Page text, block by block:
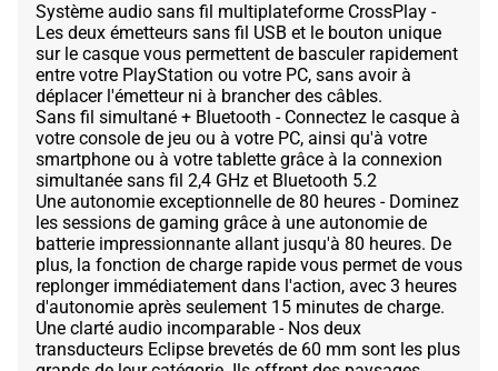
Système audio sans fil multiplateforme CrossPlay -
Les deux émetteurs sans fil USB et le bouton unique
sur le casque vous permettent de basculer rapidement
entre votre PlayStation ou votre PC, sans avoir à
déplacer l'émetteur ni à brancher des câbles.
Sans fil simultané + Bluetooth - Connectez le casque à
votre console de jeu ou à votre PC, ainsi qu'à votre
smartphone ou à votre tablette grâce à la connexion
simultanée sans fil 2,4 GHz et Bluetooth 5.2
Une autonomie exceptionnelle de 80 heures - Dominez
les sessions de gaming grâce à une autonomie de
batterie impressionnante allant jusqu'à 80 heures. De
plus, la fonction de charge rapide vous permet de vous
replonger immédiatement dans l'action, avec 3 heures
d'autonomie après seulement 15 minutes de charge.
Une clarté audio incomparable - Nos deux
transducteurs Eclipse brevetés de 60 mm sont les plus